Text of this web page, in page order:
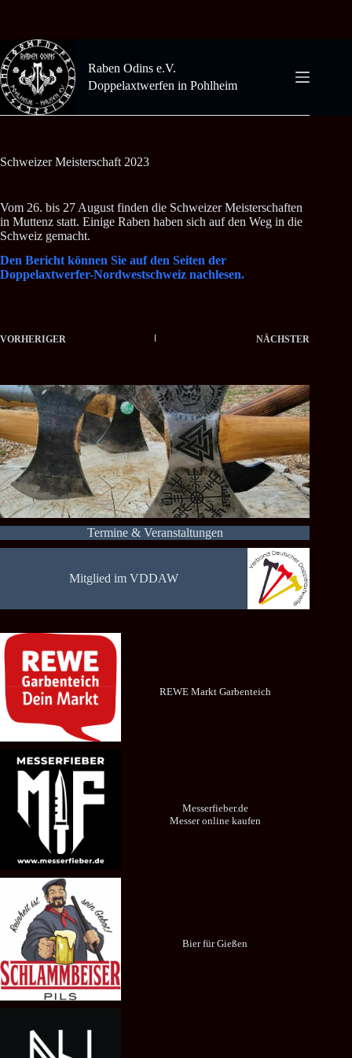
Raben Odins e.V.
Doppelaxtwerfen in Pohlheim
Schweizer Meisterschaft 2023
Vom 26. bis 27 August finden die Schweizer Meisterschaften
in Muttenz statt. Einige Raben haben sich auf den Weg in die
Schweiz gemacht.
Den Bericht können Sie auf den Seiten der
Doppelaxtwerfer-Nordwestschweiz nachlesen.
VORHERIGER NÄCHSTER
Termine & Veranstaltungen
Mitglied im VDDAW
REWE Markt Garbenteich
Messerfieber.de
Messer online kaufen
Bier für Gießen